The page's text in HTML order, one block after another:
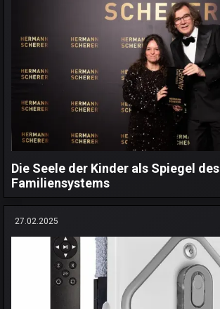
Die Seele der Kinder als Spiegel des
Familiensystems
27.02.2025